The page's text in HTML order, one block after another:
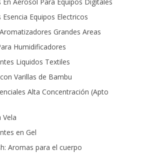
Equipos Electricos
Grandes Areas
Humidificadores
Liquidos Textiles
Varillas de Bambu
Alta Concentración (Apto
Vela
en Gel
Aromas para el cuerpo